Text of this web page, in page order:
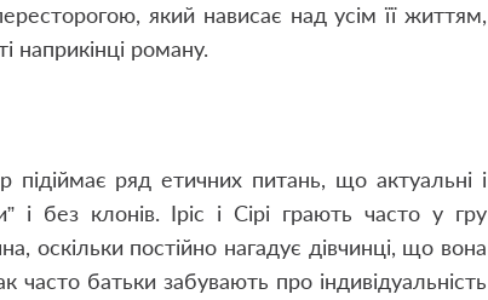
який нависає над усім її життям,
наприкінці роману.
ряд етичних питань, що актуальні і
і без клонів. Іріс і Сірі грають часто у гру
оскільки постійно нагадує дівчинці, що вона
часто батьки забувають про індивідуальність